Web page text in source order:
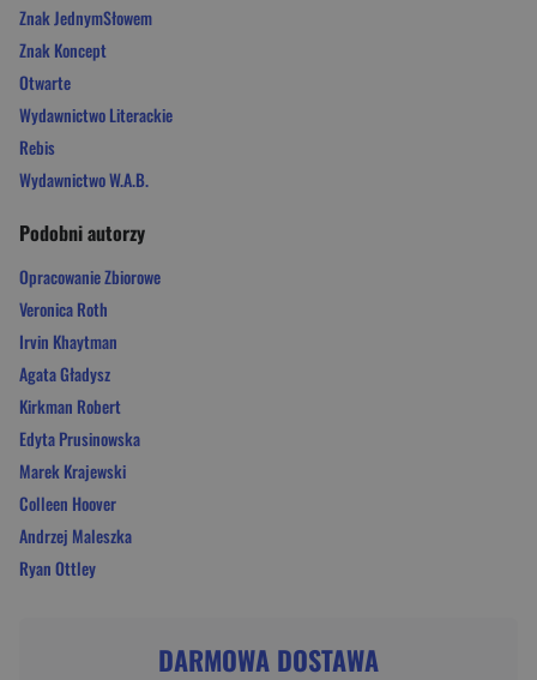
Znak JednymSłowem
Znak Koncept
Otwarte
Wydawnictwo Literackie
Rebis
Wydawnictwo W.A.B.
Podobni autorzy
Opracowanie Zbiorowe
Veronica Roth
Irvin Khaytman
Agata Gładysz
Kirkman Robert
Edyta Prusinowska
Marek Krajewski
Colleen Hoover
Andrzej Maleszka
Ryan Ottley
DARMOWA DOSTAWA